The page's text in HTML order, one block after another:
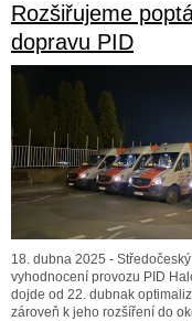
Rozšiřujeme
dopravu PID
18. dubna 2025 -
vyhodnocení provozu PID
dojde od 22. dubnak
zároveň k jeho rozšíření do